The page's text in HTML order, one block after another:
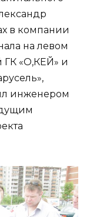
в компании
на левом
ГК «О,КЕЙ» и
инженером